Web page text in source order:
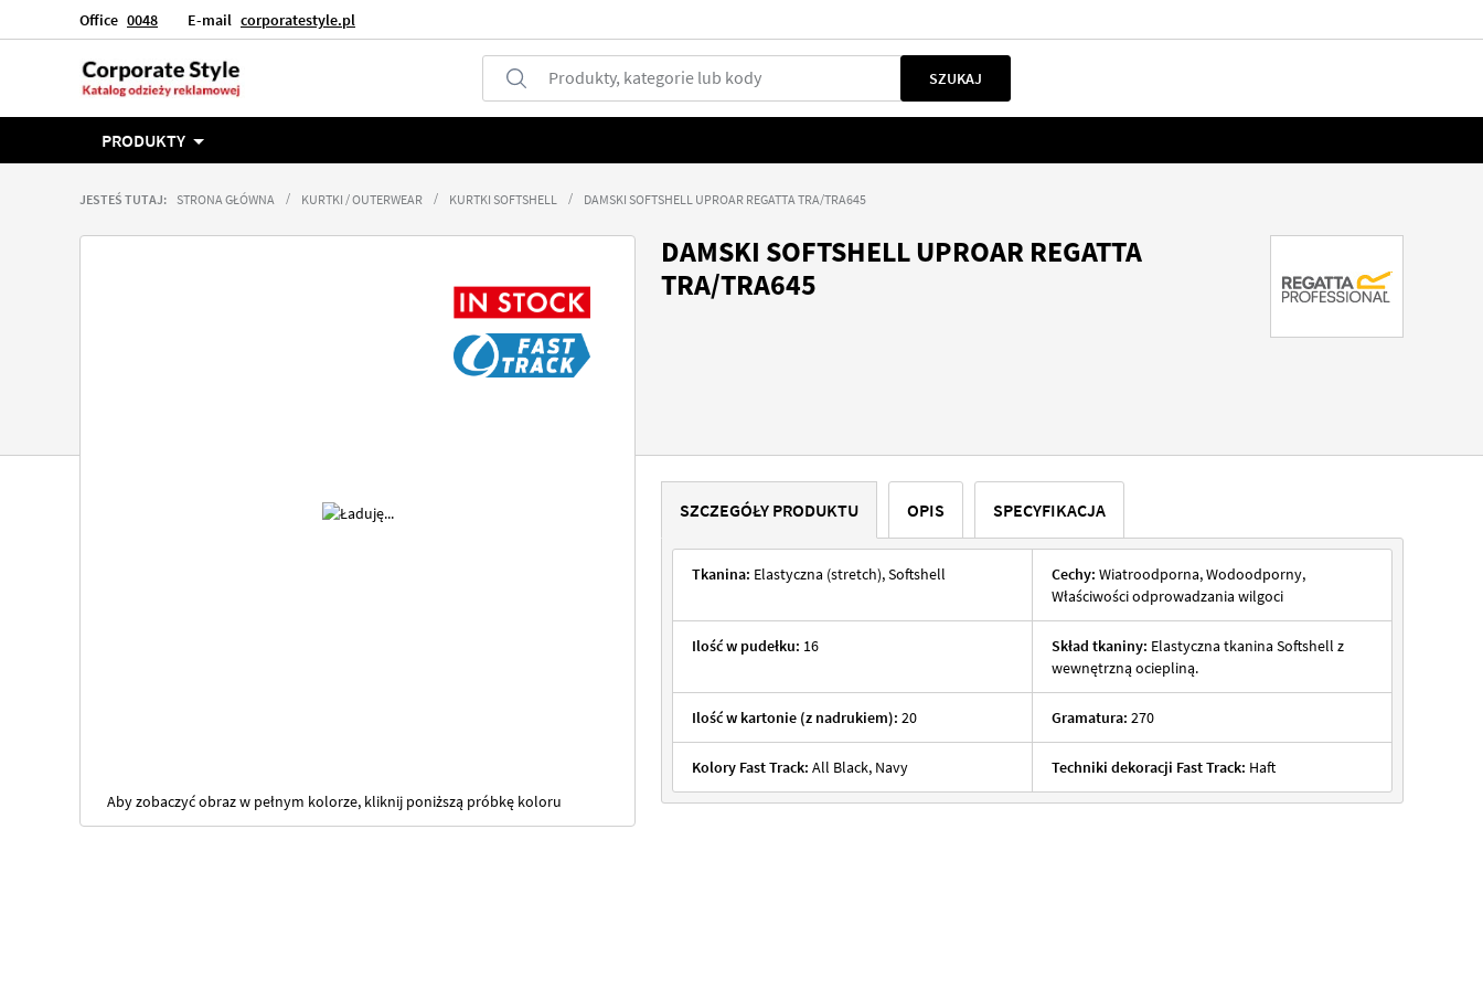
Office 0048 E-mail corporatestyle.pl
Język
Produkty, kategorie lub kody SZUKAJ
PRODUKTY
JESTEŚ TUTAJ: STRONA GŁÓWNA KURTKI / OUTERWEAR KURTKI SOFTSHELL DAMSKI SOFTSHELL UPROAR REGATTA TRA/TRA645
DAMSKI SOFTSHELL UPROAR REGATTA
TRA/TRA645
Aby zobaczyć obraz w pełnym kolorze, kliknij poniższą próbkę koloru
SZCZEGÓŁY PRODUKTU
Tkanina: Elastyczna (stretch), Softshell Cechy: Wiatroodporna, Wodoodporny,
Właściwości odprowadzania wilgoci
Ilość w pudełku: 16 Skład tkaniny: Elastyczna tkanina Softshell z
wewnętrzną ociepliną.
Ilość w kartonie (z nadrukiem): 20 Gramatura: 270
Kolory Fast Track: All Black, Navy Techniki dekoracji Fast Track: Haft
OPIS SPECYFIKACJA